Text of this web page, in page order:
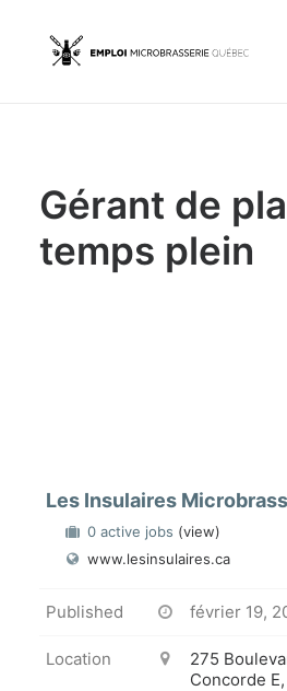
Gérant de
temps plein
Les Insulaires
0 active jobs (view)
www.lesinsulaires.ca
Published février 19,
Location
275
Concorde